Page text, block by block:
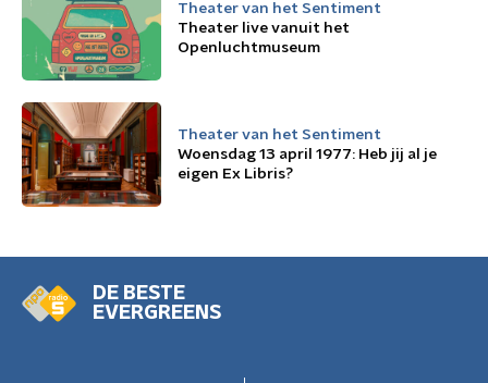
Theater van het Sentiment
Theater live vanuit het
Openluchtmuseum
Theater van het Sentiment
Woensdag 13 april 1977: Heb jij al je
eigen Ex Libris?
DE BESTE
EVERGREENS